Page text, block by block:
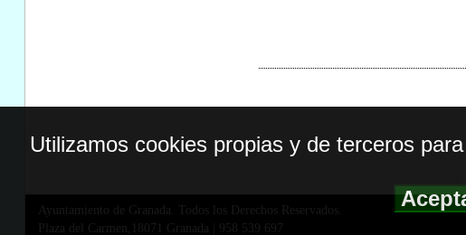
Ayuntamiento de Granada. Todos los Derechos Reservados.
Plaza del Carmen,18071 Granada
958 539 697
Utilizamos cookies propias y de terceros